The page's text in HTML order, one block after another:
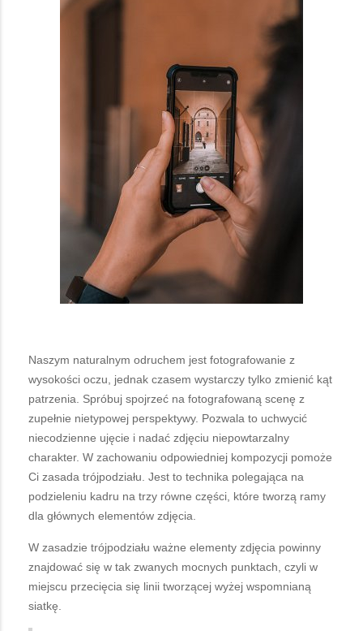
Naszym naturalnym odruchem jest fotografowanie z
wysokości oczu, jednak czasem wystarczy tylko zmienić kąt
patrzenia. Spróbuj spojrzeć na fotografowaną scenę z
zupełnie nietypowej perspektywy. Pozwala to uchwycić
niecodzienne ujęcie i nadać zdjęciu niepowtarzalny
charakter. W zachowaniu odpowiedniej kompozycji pomoże
Ci zasada trójpodziału. Jest to technika polegająca na
podzieleniu kadru na trzy równe części, które tworzą ramy
dla głównych elementów zdjęcia.
W zasadzie trójpodziału ważne elementy zdjęcia powinny
znajdować się w tak zwanych mocnych punktach, czyli w
miejscu przecięcia się linii tworzącej wyżej wspomnianą
siatkę.